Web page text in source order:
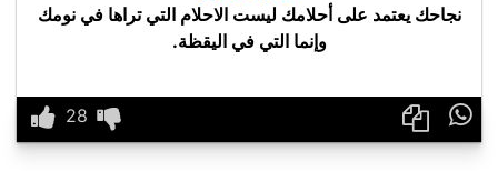
نجاحك يعتمد على أحلامك ليست الاحلام التي تراها في نومك
وإنما التي في اليقظة.
